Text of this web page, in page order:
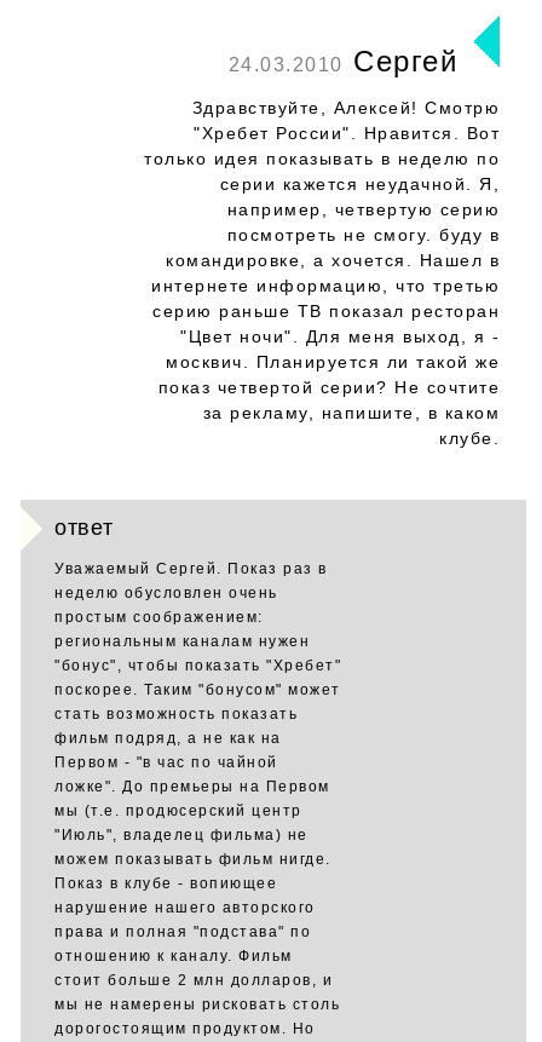
24.03.2010 Сергей
Здравствуйте, Алексей! Смотрю
"Хребет России". Нравится. Вот
только идея показывать в неделю по
серии кажется неудачной. Я,
например, четвертую серию
посмотреть не смогу. буду в
командировке, а хочется. Нашел в
интернете информацию, что третью
серию раньше ТВ показал ресторан
"Цвет ночи". Для меня выход, я -
москвич. Планируется ли такой же
показ четвертой серии? Не сочтите
за рекламу, напишите, в каком
клубе.
ответ
Уважаемый Сергей. Показ раз в
неделю обусловлен очень
простым соображением:
региональным каналам нужен
"бонус", чтобы показать "Хребет"
поскорее. Таким "бонусом" может
стать возможность показать
фильм подряд, а не как на
Первом - "в час по чайной
ложке". До премьеры на Первом
мы (т.е. продюсерский центр
"Июль", владелец фильма) не
можем показывать фильм нигде.
Показ в клубе - вопиющее
нарушение нашего авторского
права и полная "подстава" по
отношению к каналу. Фильм
стоит больше 2 млн долларов, и
мы не намерены рисковать столь
дорогостоящим продуктом. Но